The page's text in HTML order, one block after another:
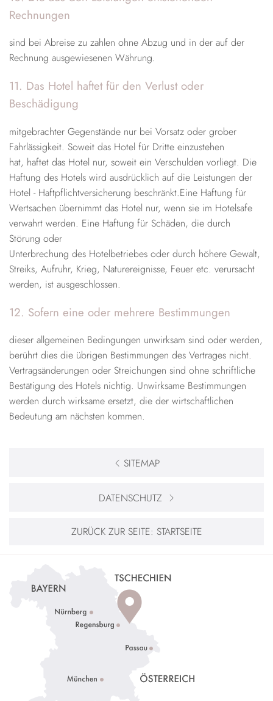
Rechnungen
sind bei Abreise zu zahlen ohne Abzug und in der auf der
Rechnung ausgewiesenen Währung.
11. Das Hotel haftet für den Verlust oder
Beschädigung
mitgebrachter Gegenstände nur bei Vorsatz oder grober
Fahrlässigkeit. Soweit das Hotel für Dritte einzustehen
hat, haftet das Hotel nur, soweit ein Verschulden vorliegt. Die
Haftung des Hotels wird ausdrücklich auf die Leistungen der
Hotel - Haftpflichtversicherung beschränkt.Eine Haftung für
Wertsachen übernimmt das Hotel nur, wenn sie im Hotelsafe
verwahrt werden. Eine Haftung für Schäden, die durch
Störung oder
Unterbrechung des Hotelbetriebes oder durch höhere Gewalt,
Streiks, Aufruhr, Krieg, Naturereignisse, Feuer etc. verursacht
werden, ist ausgeschlossen.
12. Sofern eine oder mehrere Bestimmungen
dieser allgemeinen Bedingungen unwirksam sind oder werden,
berührt dies die übrigen Bestimmungen des Vertrages nicht.
Vertragsänderungen oder Streichungen sind ohne schriftliche
Bestätigung des Hotels nichtig. Unwirksame Bestimmungen
werden durch wirksame ersetzt, die der wirtschaftlichen
Bedeutung am nächsten kommen.
SITEMAP
DATENSCHUTZ
ZURÜCK ZUR SEITE: STARTSEITE